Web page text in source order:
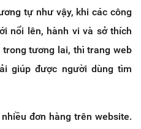
tự như vậy, khi các công
nổi lên, hành vi và sở thích
tương lai, thì trang web
giúp được người dùng tìm
đơn hàng trên website.